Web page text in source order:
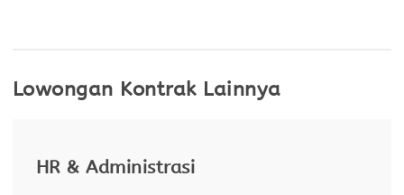
Lowongan Kontrak Lainnya
HR & Administrasi